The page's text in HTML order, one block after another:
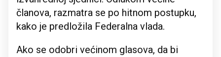
članova, razmatra se po hitnom postupku,
kako je predložila Federalna vlada.
Ako se odobri većinom glasova, da bi